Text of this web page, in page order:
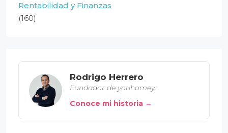
Rentabilidad y Finanzas
(160)
Rodrigo Herrero
Fundador de youhomey
Conoce mi historia →